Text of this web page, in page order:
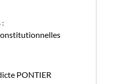
:
PONTIER